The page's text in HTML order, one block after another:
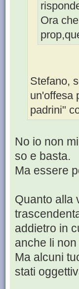
Ora
Stefano,
un'offesa
padrini"
No io non
so e basta.
Ma essere
Quanto alla
addietro in
anche li
Ma alcuni
stati